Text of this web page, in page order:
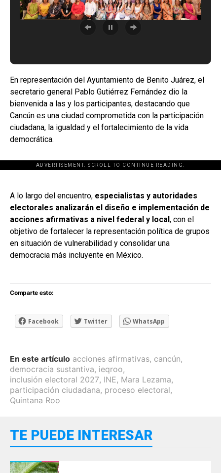
En representación del Ayuntamiento de Benito Juárez, el
secretario general Pablo Gutiérrez Fernández dio la
bienvenida a las y los participantes, destacando que
Cancún es una ciudad comprometida con la participación
ciudadana, la igualdad y el fortalecimiento de la vida
democrática.
ADVERTISEMENT. SCROLL TO CONTINUE READING.
[adsforwp id="243463"]
A lo largo del encuentro, especialistas y autoridades
electorales analizarán el diseño e implementación de
acciones afirmativas a nivel federal y local , con el
objetivo de fortalecer la representación política de grupos
en situación de vulnerabilidad y consolidar una
democracia más incluyente en México.
Comparte esto:
Facebook Twitter WhatsApp
En este artículo acciones afirmativas, cancún,
democracia sustantiva, ieqroo,
inclusión electoral 2027, INE, Mara Lezama,
participación ciudadana, proceso electoral,
Quintana Roo
TE PUEDE INTERESAR